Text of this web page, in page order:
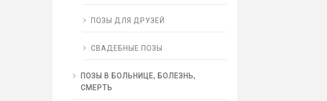
ПОЗЫ ДЛЯ ДРУЗЕЙ
СВАДЕБНЫЕ ПОЗЫ
ПОЗЫ В БОЛЬНИЦЕ, БОЛЕЗНЬ,
СМЕРТЬ